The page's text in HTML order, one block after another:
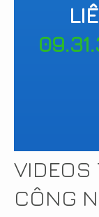
VIDEOS
CÔNG